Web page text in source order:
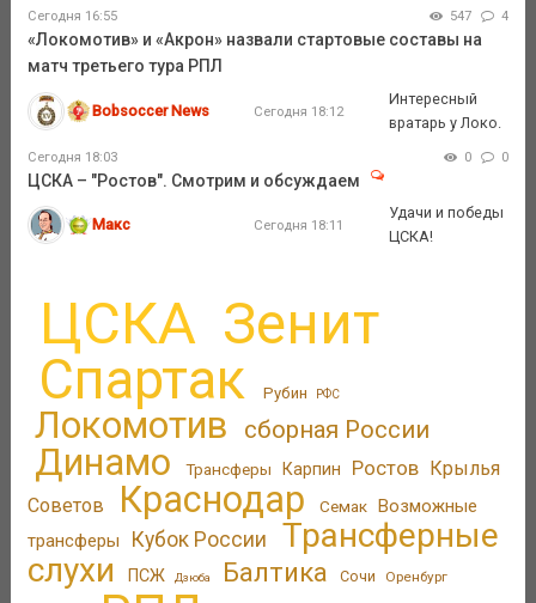
Сегодня 16:55 547 4
«Локомотив» и «Акрон» назвали стартовые составы на
матч третьего тура РПЛ
Bobsoccer News Сегодня 18:12
Интересный
вратарь у Локо.
Сегодня 18:03 0 0
ЦСКА – "Ростов". Смотрим и обсуждаем
Макс Сегодня 18:11
Удачи и победы
ЦСКА!
ЦСКА Зенит
Спартак Рубин РФС
Локомотив сборная России
Динамо Трансферы Карпин Ростов Крылья
Советов
Краснодар Семак Возможные
трансферы
Кубок России
Трансферные
слухи
ПСЖ Дзюба Балтика Сочи Оренбург